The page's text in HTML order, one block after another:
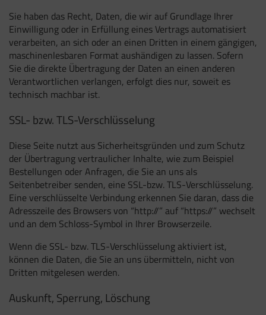
Sie haben das Recht, Daten, die wir auf Grundlage Ihrer
Einwilligung oder in Erfüllung eines Vertrags automatisiert
verarbeiten, an sich oder an einen Dritten in einem gängigen,
maschinenlesbaren Format aushändigen zu lassen. Sofern
Sie die direkte Übertragung der Daten an einen anderen
Verantwortlichen verlangen, erfolgt dies nur, soweit es
technisch machbar ist.
SSL- bzw. TLS-Verschlüsselung
Diese Seite nutzt aus Sicherheitsgründen und zum Schutz
der Übertragung vertraulicher Inhalte, wie zum Beispiel
Bestellungen oder Anfragen, die Sie an uns als
Seitenbetreiber senden, eine SSL-bzw. TLS-Verschlüsselung.
Eine verschlüsselte Verbindung erkennen Sie daran, dass die
Adresszeile des Browsers von “http://” auf “https://” wechselt
und an dem Schloss-Symbol in Ihrer Browserzeile.
Wenn die SSL- bzw. TLS-Verschlüsselung aktiviert ist,
können die Daten, die Sie an uns übermitteln, nicht von
Dritten mitgelesen werden.
Auskunft, Sperrung, Löschung